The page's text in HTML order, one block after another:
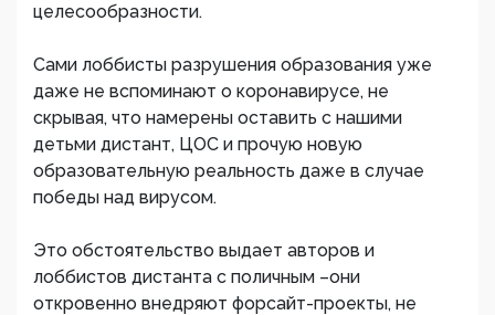
целесообразности.
Сами лоббисты разрушения образования уже
даже не вспоминают о коронавирусе, не
скрывая, что намерены оставить с нашими
детьми дистант, ЦОС и прочую новую
образовательную реальность даже в случае
победы над вирусом.
Это обстоятельство выдает авторов и
лоббистов дистанта с поличным –они
откровенно внедряют форсайт-проекты, не